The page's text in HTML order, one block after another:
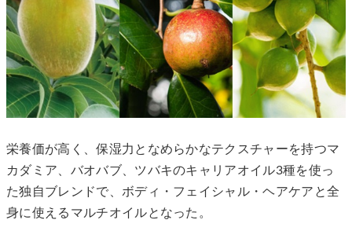
栄養価が高く、保湿力となめらかなテクスチャーを持つマ
カダミア、バオバブ、ツバキのキャリアオイル3種を使っ
た独自ブレンドで、ボディ・フェイシャル・ヘアケアと全
身に使えるマルチオイルとなった。